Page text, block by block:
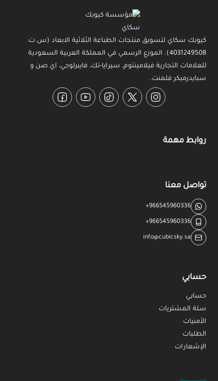
كيوبك سكاي لتسويق منتجات الطباعة الثلاثية الابعاد (س.ت:
4031249508). الموزع الرسمي في المملكة العربية السعودية
للعلامات التجارية فيلامينتوم، سيرايا-تك، فايبرلوجي، اي صن و
سبايدرميكر فلمنت.
Instagram
Twitter
TikTok
YouTube
Facebook
روابط مهمة
تواصل معنا
+966545960336
+966545960336
info@cubicsky.sa
حسابي
حسابي
سلة المشتريات
الأمنيات
الطلبات
الإشعارات